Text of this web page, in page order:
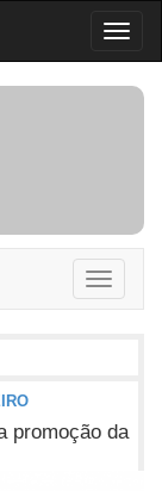
Toggle
promoção da